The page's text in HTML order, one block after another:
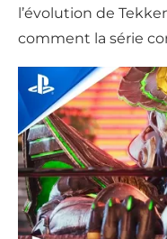
l’évolution de
comment la série